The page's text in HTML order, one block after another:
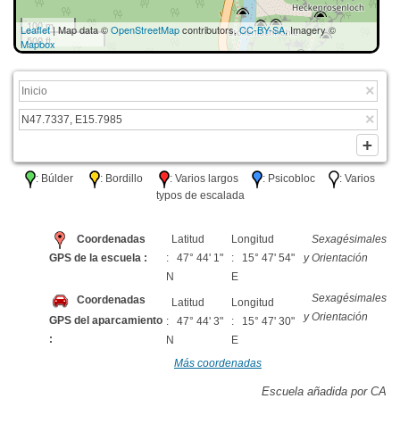
100 m
500 ft
Leaflet| Map data ©OpenStreetMapcontributors,CC-BY-SA, Imagery ©
Mapbox
: Búlder : Bordillo : Varios largos : Psicobloc
: Varios
typos de escalada
Coordenadas
GPS de la escuela :
Latitud
: 47° 44' 1"
N
Longitud
: 15° 47' 54"
E
Sexagésimales
y Orientación
Coordenadas
GPS del aparcamiento
:
Latitud
: 47° 44' 3"
N
Longitud
: 15° 47' 30"
E
Sexagésimales
y Orientación
Más coordenadas
Escuela añadida por CA